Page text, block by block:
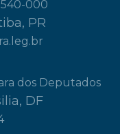
000
PR
dos Deputados
DF